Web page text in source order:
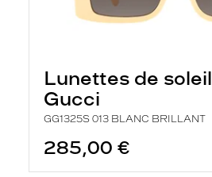
Lunettes de soleil
Gucci
GG1325S 013 BLANC BRILLANT
285,00 €